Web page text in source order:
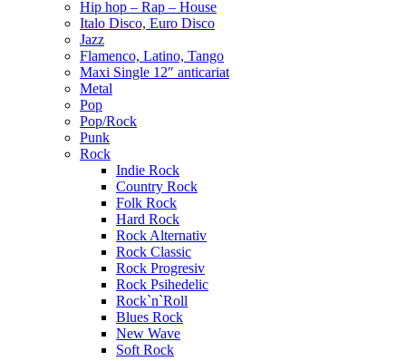
Hip hop – Rap – House
Italo Disco, Euro Disco
Jazz
Flamenco, Latino, Tango
Maxi Single 12″ anticariat
Metal
Pop
Pop/Rock
Punk
Rock
Indie Rock
Country Rock
Folk Rock
Hard Rock
Rock Alternativ
Rock Classic
Rock Progresiv
Rock Psihedelic
Rock`n`Roll
Blues Rock
New Wave
Soft Rock